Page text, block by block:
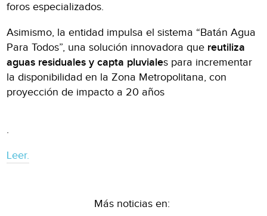
foros especializados.
Asimismo, la entidad impulsa el sistema “Batán Agua
Para Todos”, una solución innovadora que reutiliza
aguas residuales y capta pluviales para incrementar
la disponibilidad en la Zona Metropolitana, con
proyección de impacto a 20 años
.
Leer.
Más noticias en: